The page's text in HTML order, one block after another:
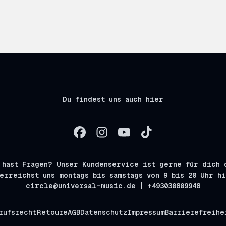
Du findest uns auch hier
hast Fragen? Unser Kundenservice ist gerne für dich
erreichst uns montags bis samstags von 9 bis 20 Uhr
circle@universal-music.de | +493030809948
RetoureAGBDatenschutzImpressum